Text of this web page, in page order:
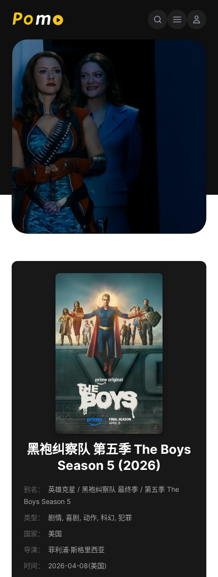
黑袍纠察队 第五季 The Boys
Season 5 (2026)
别名：
英雄克星 / 黑袍纠察队 最终季 / 第五季 The
Boys Season 5
类型：
剧情, 喜剧, 动作, 科幻, 犯罪
国家：
美国
导演：
菲利浦·斯格里西亚
时间：
2026-04-08(美国)